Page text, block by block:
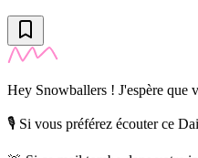
Hey Snowballers ! J'espère que
🎙️ Si vous préférez écouter ce